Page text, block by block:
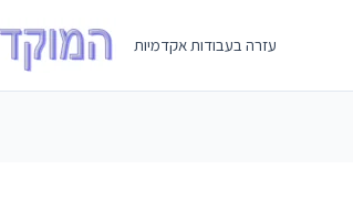
עזרה בעבודות אקדמיות